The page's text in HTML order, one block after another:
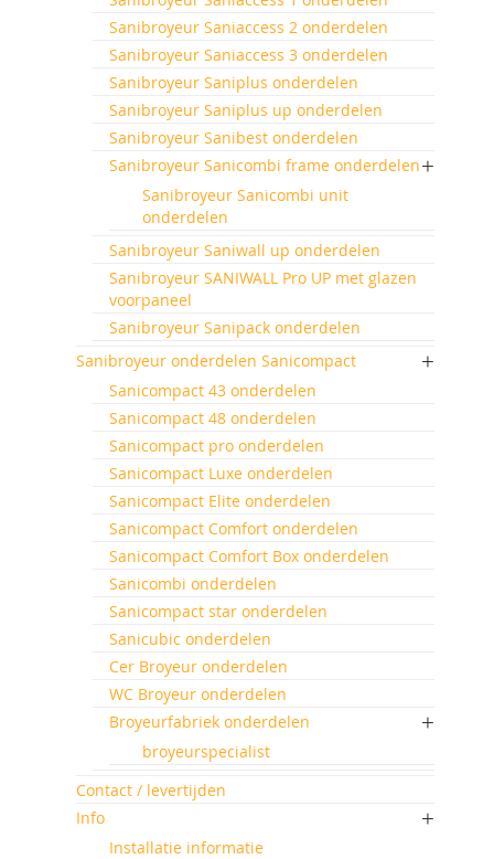
Sanibroyeur Saniaccess 2 onderdelen
Sanibroyeur Saniaccess 3 onderdelen
Sanibroyeur Saniplus onderdelen
Sanibroyeur Saniplus up onderdelen
Sanibroyeur Sanibest onderdelen
Sanibroyeur Sanicombi frame onderdelen
Sanibroyeur Sanicombi unit
onderdelen
Sanibroyeur Saniwall up onderdelen
Sanibroyeur SANIWALL Pro UP met glazen
voorpaneel
Sanibroyeur Sanipack onderdelen
Sanibroyeur onderdelen Sanicompact
Sanicompact 43 onderdelen
Sanicompact 48 onderdelen
Sanicompact pro onderdelen
Sanicompact Luxe onderdelen
Sanicompact Elite onderdelen
Sanicompact Comfort onderdelen
Sanicompact Comfort Box onderdelen
Sanicombi onderdelen
Sanicompact star onderdelen
Sanicubic onderdelen
Cer Broyeur onderdelen
WC Broyeur onderdelen
Broyeurfabriek onderdelen
broyeurspecialist
Contact / levertijden
Info
Installatie informatie